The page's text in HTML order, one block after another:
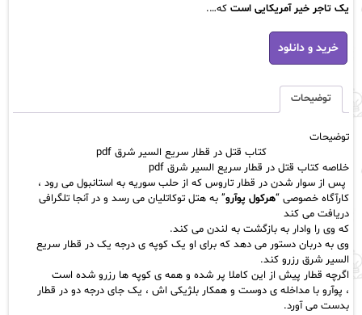
یک تاجر خیر آمریکایی استکه….
کتاب
قتل
در
سریع
السیر
pdf
خرید و دانلود
توضیحات
توضیحات
کتاب قتل در قطار سریع السیر شرق pdf
خلاصه کتاب قتل در قطار سریع السیر شرق pdf
پس از سوار شدن در قطار تاروس که از حلب سوریه به استانبول می رود ،
کارآگاه خصوصی “هرکول پوآرو” به هتل توکاتلیان می رسد و در آنجا تلگرافی
دریافت می کند
که وی را وادار به بازگشت به لندن می کند.
وی به دربان دستور می دهد که برای او یک کوپه ی درجه یک در قطار سریع
السیر شرق رزرو کند.
اگرچه قطار پیش از این کاملا پر شده و همه ی کوپه ها رزرو شده است
، پوآرو با مداخله ی دوست و همکار بلژیکی اش ، یک جای درجه دو در قطار
بدست می آورد.